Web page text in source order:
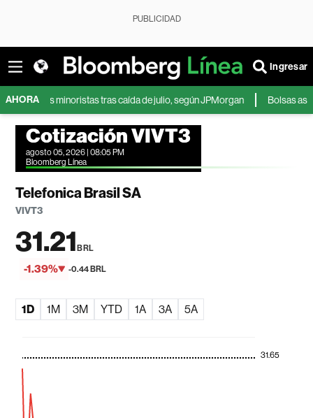
PUBLICIDAD
Ingresar
AHORA
minoristas tras caída de julio, según JPMorgan Bolsas asiáticas
Cotización VIVT3
agosto 05, 2026 | 08:05 PM
Bloomberg Línea
Telefonica Brasil SA
VIVT3
31.21BRL
-1.39% -0.44 BRL
1D 1M 3M YTD 1A 3A 5A
31.65